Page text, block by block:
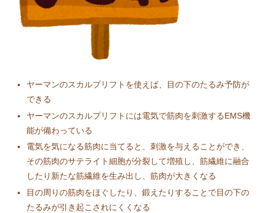
ヤーマンのスカルプリフトを使えば、目の下のたるみ予防が
できる
ヤーマンのスカルプリフトには電気で筋肉を刺激するEMS機
能が備わっている
電気を気になる筋肉に当てると、刺激を与えることができ、
その筋肉のサテライト細胞が分裂して増殖し、筋繊維に融合
したり新たな筋繊維を生み出し、筋肉が大きくなる
目の周りの筋肉をほぐしたり、鍛えたりすることで目の下の
たるみが引き起こされにくくなる